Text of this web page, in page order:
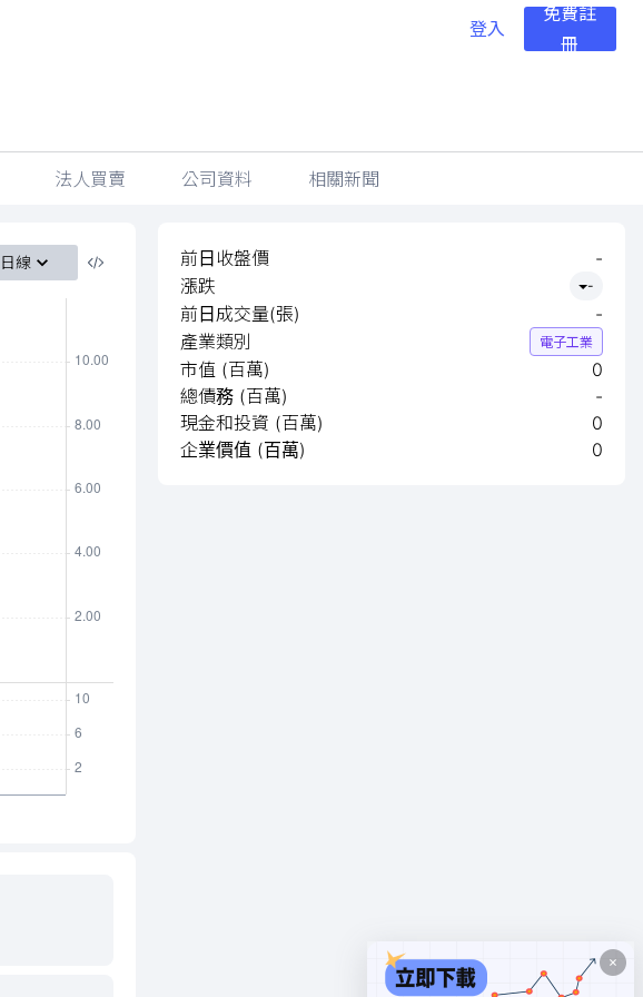
登入
免費註
冊
法人買賣 公司資料 相關新聞
日線 前日收盤價
-
漲跌
-
前日成交量(張)
-
產業類別
電子工業
市值 (百萬)
0
總債務 (百萬)
-
現金和投資 (百萬)
0
企業價值 (百萬)
0